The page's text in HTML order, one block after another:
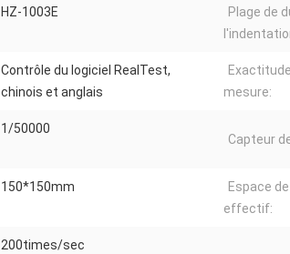
HZ-1003E
Plage de
Contrôle du logiciel RealTest,
chinois et anglais
mesure:
1/50000
Capteur
150*150mm
Espace
effectif:
200times/sec